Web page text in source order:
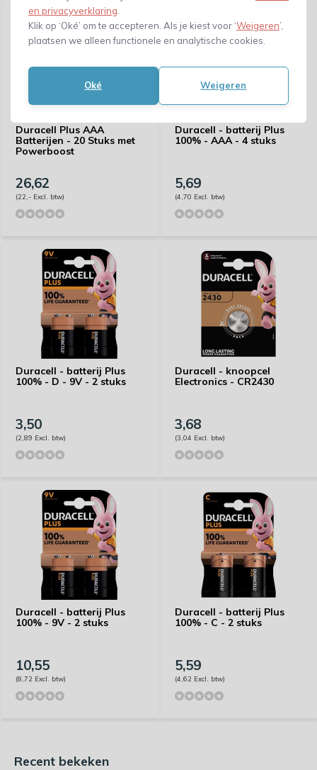
en privacyverklaring
Klik op ‘Oké’ om te accepteren. Als je kiest voor ‘Weigeren’,
plaatsen we alleen functionele en analytische cookies.
Oké Weigeren
Duracell Plus AAA
Batterijen - 20 Stuks met
Powerboost
26,62
(22,- Excl. btw)
Duracell - batterij Plus
100% - AAA - 4 stuks
5,69
(4,70 Excl. btw)
Duracell - batterij Plus
100% - D - 9V - 2 stuks
3,50
(2,89 Excl. btw)
Duracell - knoopcel
Electronics - CR2430
3,68
(3,04 Excl. btw)
Duracell - batterij Plus
100% - 9V - 2 stuks
10,55
(8,72 Excl. btw)
Duracell - batterij Plus
100% - C - 2 stuks
5,59
(4,62 Excl. btw)
Recent bekeken